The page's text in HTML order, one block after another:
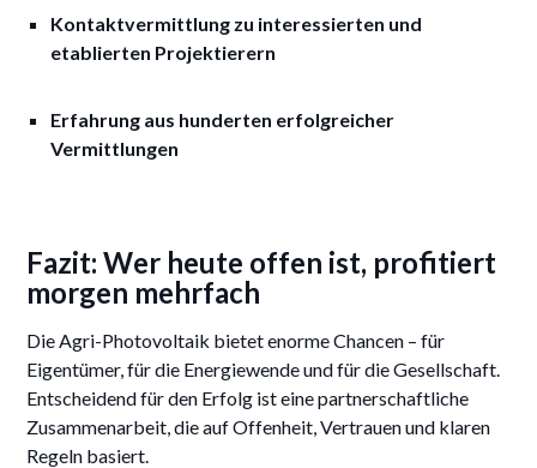
Kontaktvermittlung zu interessierten und
etablierten Projektierern
Erfahrung aus hunderten erfolgreicher
Vermittlungen
Fazit: Wer heute offen ist, profitiert
morgen mehrfach
Die Agri-Photovoltaik bietet enorme Chancen – für
Eigentümer, für die Energiewende und für die Gesellschaft.
Entscheidend für den Erfolg ist eine partnerschaftliche
Zusammenarbeit, die auf Offenheit, Vertrauen und klaren
Regeln basiert.